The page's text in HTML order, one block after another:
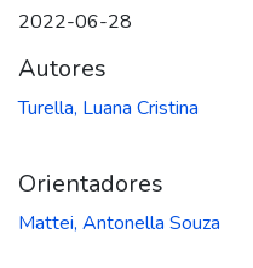
2022-06-28
Autores
Turella, Luana Cristina
Orientadores
Mattei, Antonella Souza